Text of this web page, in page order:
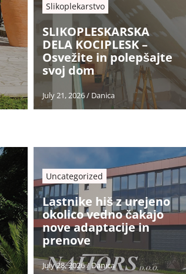
Slikoplekarstvo
SLIKOPLESKARSKA
DELA KOCIPLESK –
Osvežite in polepšajte
svoj dom
July 21, 2026/ Danica
Uncategorized
Lastnike hiš z urejeno
okolico vedno čakajo
nove adaptacije in
prenove
July 28, 2026/Danica